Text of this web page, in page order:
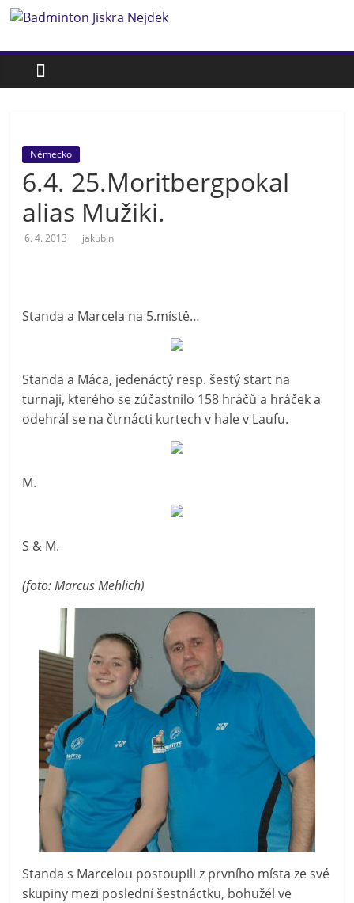
Přeskočit
obsah
Badminton
Jiskra
Badmintonový
oddíl
Jiskra
Nejdek
Německo
6.4. 25.Moritbergpokal
alias Mužiki.
6. 4. 2013 jakub.n
Standa a Marcela na 5.místě…
Standa a Máca, jedenáctý resp. šestý start na
turnaji, kterého se zúčastnilo 158 hráčů a hráček a
odehrál se na čtrnácti kurtech v hale v Laufu.
M.
S & M.
(foto: Marcus Mehlich)
Standa s Marcelou postoupili z prvního místa ze své
skupiny mezi poslední šestnáctku, bohužél ve